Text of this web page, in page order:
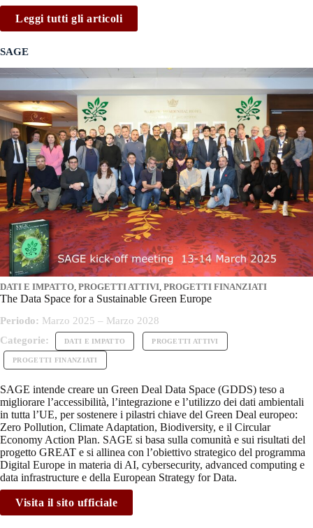
Leggi tutti gli articoli
SAGE
DATI E IMPATTO, PROGETTI ATTIVI, PROGETTI FINANZIATI
The Data Space for a Sustainable Green Europe
Periodo: Marzo 2025 – Marzo 2028
Categorie:
DATI E IMPATTO PROGETTI ATTIVI
PROGETTI FINANZIATI
SAGE intende creare un Green Deal Data Space (GDDS) teso a
migliorare l’accessibilità, l’integrazione e l’utilizzo dei dati ambientali
in tutta l’UE, per sostenere i pilastri chiave del Green Deal europeo:
Zero Pollution, Climate Adaptation, Biodiversity, e il Circular
Economy Action Plan. SAGE si basa sulla comunità e sui risultati del
progetto GREAT e si allinea con l’obiettivo strategico del programma
Digital Europe in materia di AI, cybersecurity, advanced computing e
data infrastructure e della European Strategy for Data.
Visita il sito ufficiale